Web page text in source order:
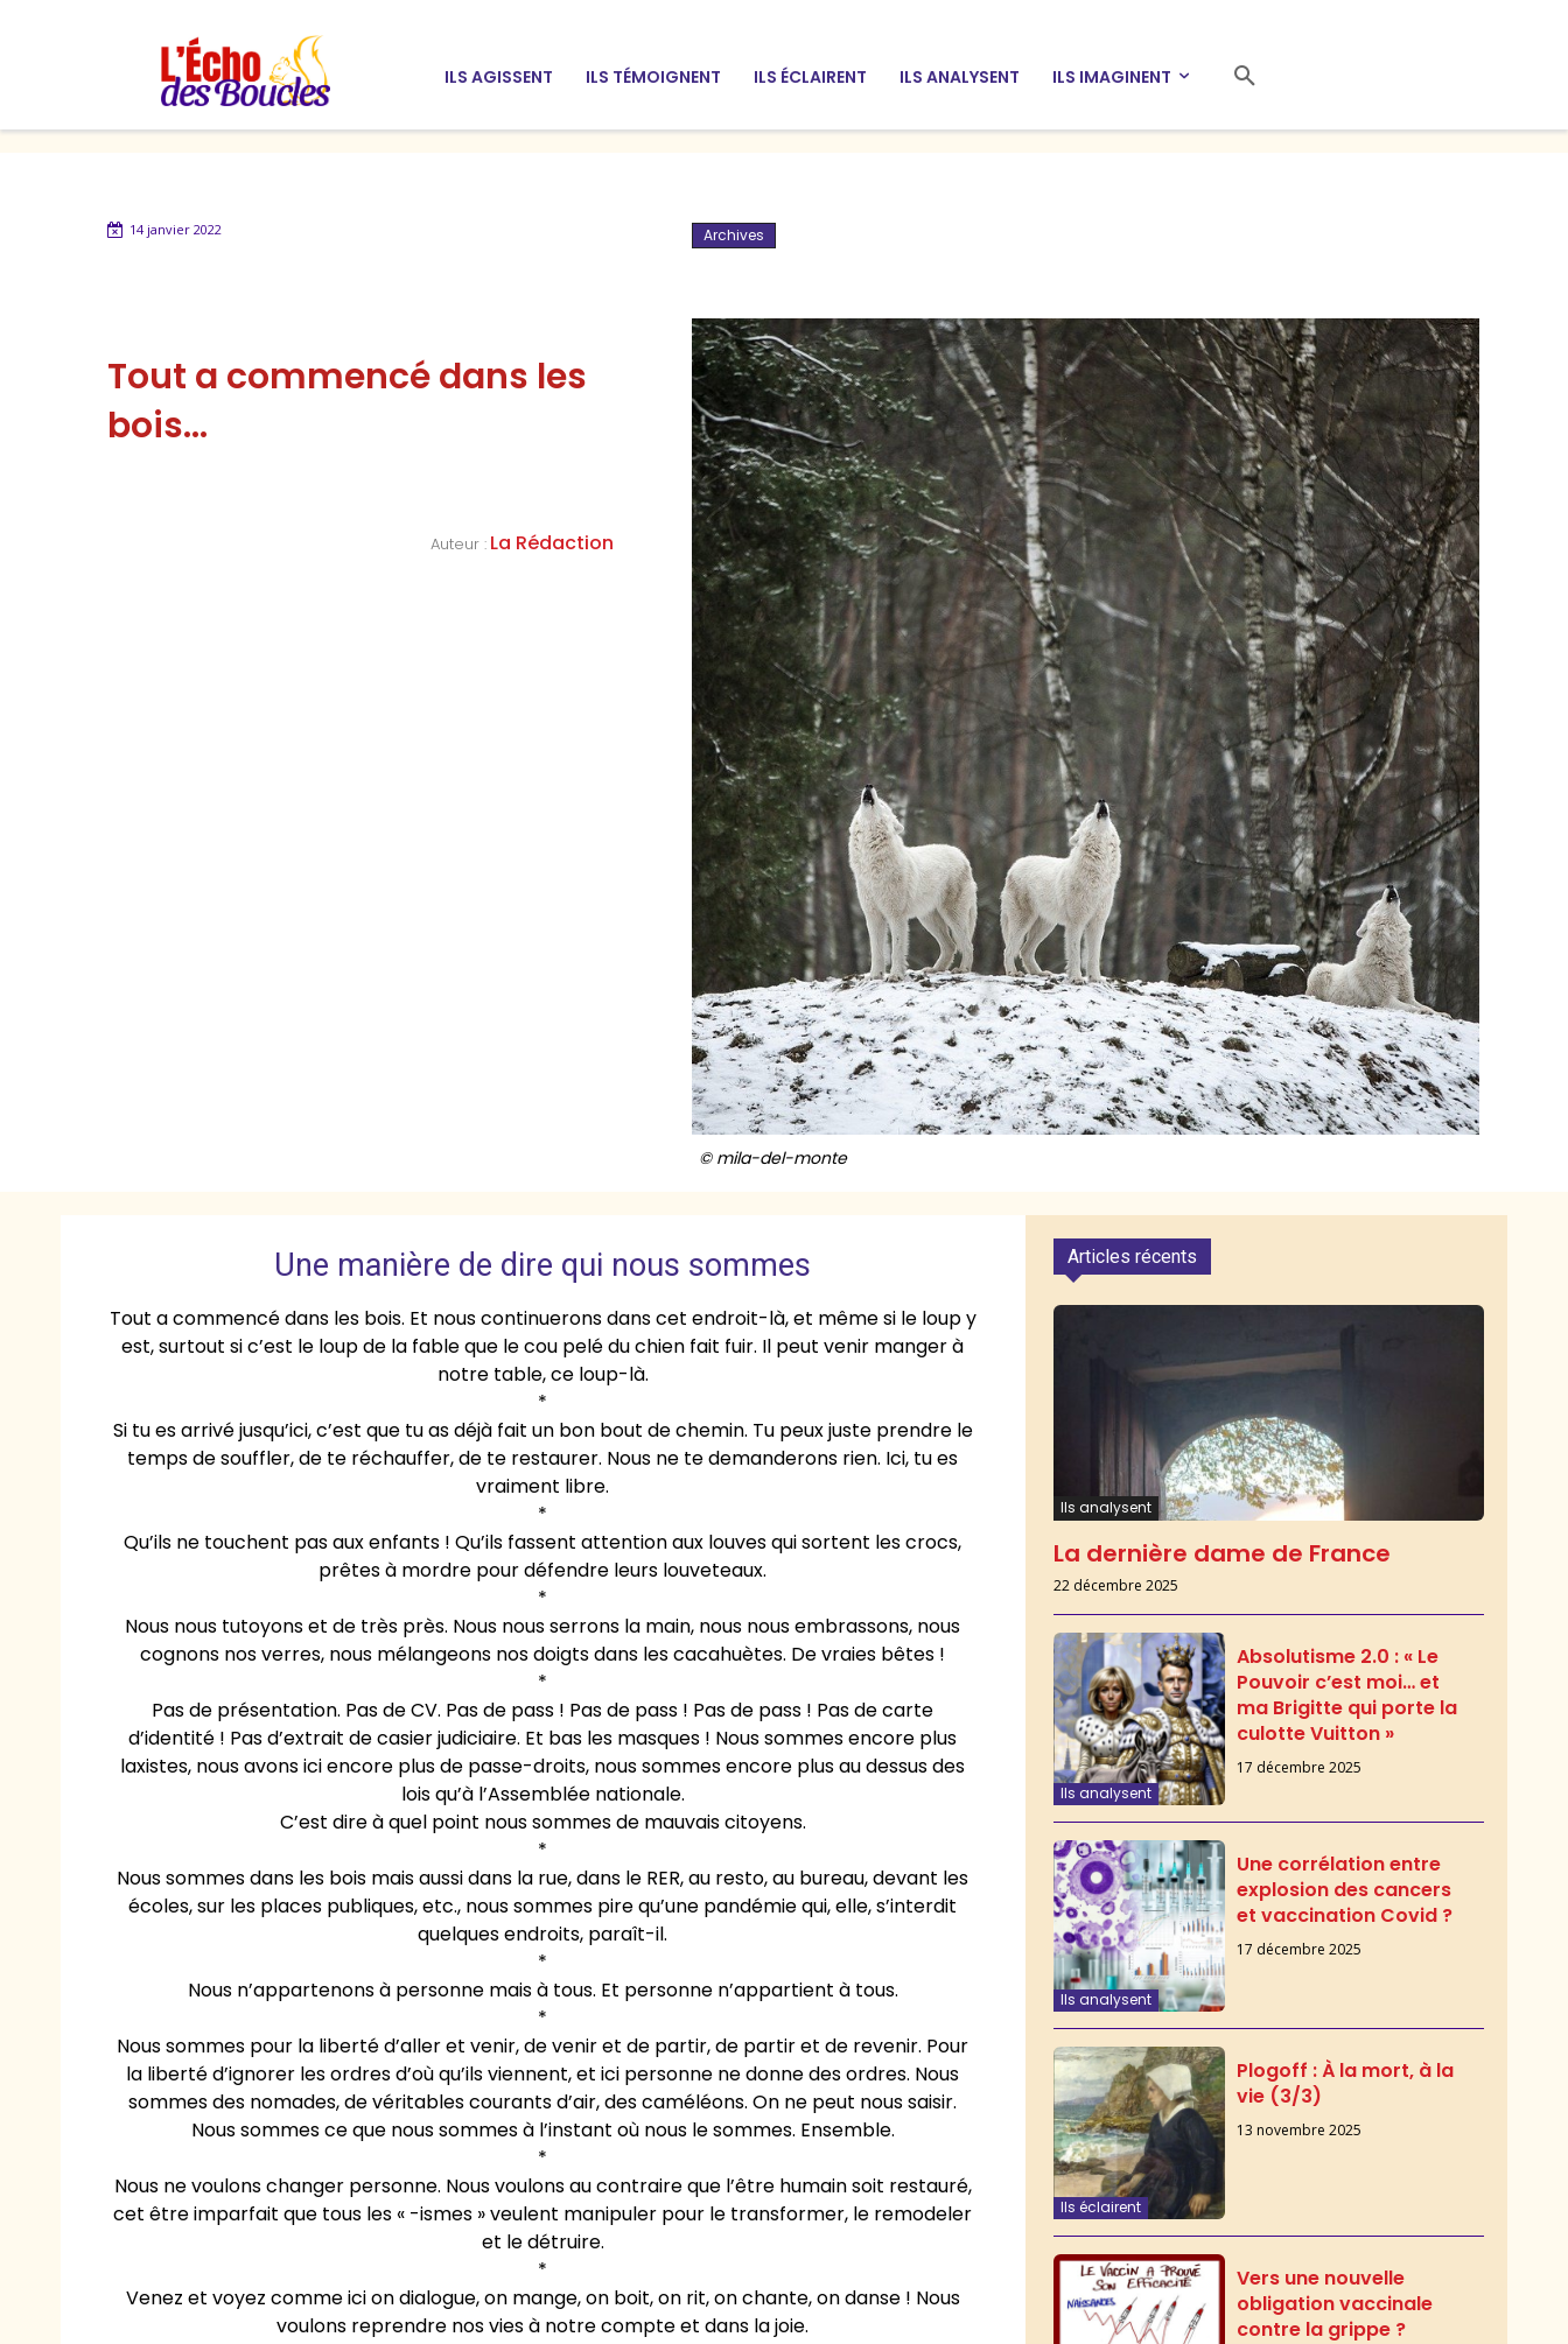
ILS AGISSENT ILS TÉMOIGNENT ILS ÉCLAIRENT ILS ANALYSENT ILS IMAGINENT
14 janvier 2022
Tout a commencé dans les
bois…
Auteur : La Rédaction
Archives
© mila-del-monte
Une manière de dire qui nous sommes
Tout a commencé dans les bois. Et nous continuerons dans cet endroit-là, et même si le loup y
est, surtout si c’est le loup de la fable que le cou pelé du chien fait fuir. Il peut venir manger à
notre table, ce loup-là.
*
Si tu es arrivé jusqu’ici, c’est que tu as déjà fait un bon bout de chemin. Tu peux juste prendre le
temps de souffler, de te réchauffer, de te restaurer. Nous ne te demanderons rien. Ici, tu es
vraiment libre.
*
Qu’ils ne touchent pas aux enfants ! Qu’ils fassent attention aux louves qui sortent les crocs,
prêtes à mordre pour défendre leurs louveteaux.
*
Nous nous tutoyons et de très près. Nous nous serrons la main, nous nous embrassons, nous
cognons nos verres, nous mélangeons nos doigts dans les cacahuètes. De vraies bêtes !
*
Pas de présentation. Pas de CV. Pas de pass ! Pas de pass ! Pas de pass ! Pas de carte
d’identité ! Pas d’extrait de casier judiciaire. Et bas les masques ! Nous sommes encore plus
laxistes, nous avons ici encore plus de passe-droits, nous sommes encore plus au dessus des
lois qu’à l’Assemblée nationale.
C’est dire à quel point nous sommes de mauvais citoyens.
*
Nous sommes dans les bois mais aussi dans la rue, dans le RER, au resto, au bureau, devant les
écoles, sur les places publiques, etc., nous sommes pire qu’une pandémie qui, elle, s’interdit
quelques endroits, paraît-il.
*
Nous n’appartenons à personne mais à tous. Et personne n’appartient à tous.
*
Nous sommes pour la liberté d’aller et venir, de venir et de partir, de partir et de revenir. Pour
la liberté d’ignorer les ordres d’où qu’ils viennent, et ici personne ne donne des ordres. Nous
sommes des nomades, de véritables courants d’air, des caméléons. On ne peut nous saisir.
Nous sommes ce que nous sommes à l’instant où nous le sommes. Ensemble.
*
Nous ne voulons changer personne. Nous voulons au contraire que l’être humain soit restauré,
cet être imparfait que tous les « -ismes » veulent manipuler pour le transformer, le remodeler
et le détruire.
*
Venez et voyez comme ici on dialogue, on mange, on boit, on rit, on chante, on danse ! Nous
voulons reprendre nos vies à notre compte et dans la joie.
Articles récents
Ils analysent
La dernière dame de France
22 décembre 2025
Ils analysent
Absolutisme 2.0 : « Le
Pouvoir c’est moi… et
ma Brigitte qui porte la
culotte Vuitton »
17 décembre 2025
Ils analysent
Une corrélation entre
explosion des cancers
et vaccination Covid ?
17 décembre 2025
Ils éclairent
Plogoff : À la mort, à la
vie (3/3)
13 novembre 2025
Vers une nouvelle
obligation vaccinale
contre la grippe ?